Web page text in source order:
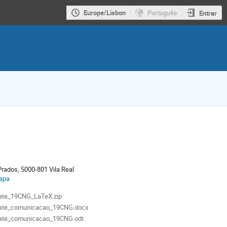
Europe/Lisbon Português Entrar
5000-801 Vila Real